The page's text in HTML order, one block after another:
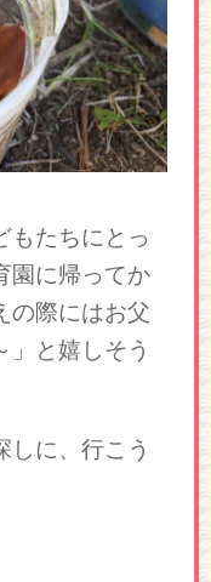
もたちにとっ
園に帰ってか
の際にはお父
」と嬉しそう
しに、行こう